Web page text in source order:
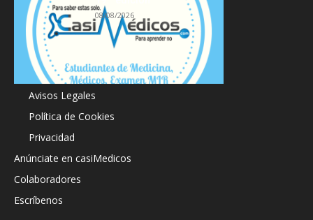
08/08/2026
Acerca de
Avisos Legales
Política de Cookies
Privacidad
Anúnciate en casiMedicos
Colaboradores
Escríbenos